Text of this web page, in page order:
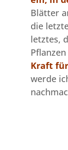
Blätter
die
letztes,
Kraft
werde